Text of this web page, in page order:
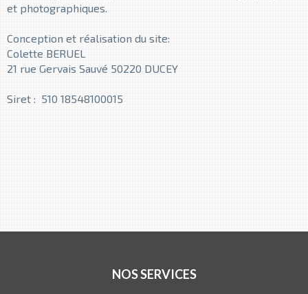
et photographiques.
Conception et réalisation du site:
Colette BERUEL
21 rue Gervais Sauvé 50220 DUCEY
Siret : 510 18548100015
NOS SERVICES